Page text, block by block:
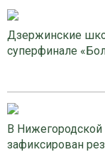
Дзержинские
суперфинале
В Нижегородской
зафиксирован